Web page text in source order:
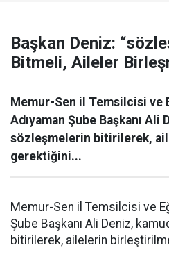
Başkan Deniz:
Bitmeli, Aileler
Memur-Sen il Temsilcisi ve
Adıyaman Şube Başkanı Ali
sözleşmelerin bitirilerek,
gerektiğini...
Memur-Sen il Temsilcisi ve
Şube Başkanı Ali Deniz,
bitirilerek, ailelerin